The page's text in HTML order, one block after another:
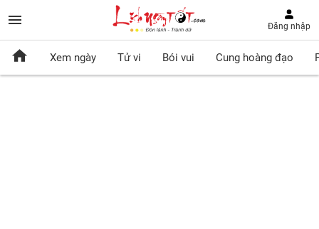
Đăng nhập
Xem ngày Tử vi Bói vui Cung hoàng đạo